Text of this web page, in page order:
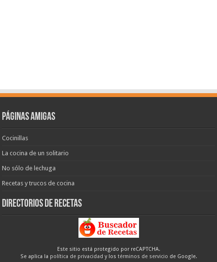
Páginas amigas
Cocinillas
La cocina de un solitario
No sólo de lechuga
Recetas y trucos de cocina
Directorios de recetas
Este sitio está protegido por reCAPTCHA.
Se aplica la política de privacidad y los términos de servicio de Google.